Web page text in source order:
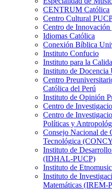
CENTRUM Católica
Centro Cultural
Centro de
Idiomas Católica
Conexión Bíblica
Instituto Confucio
Instituto para la
Instituto de Docencia
Centro
Católica del Perú
Instituto de Opinión
Centro de
Centro de
Políticas y
Consejo Nacional de
Tecnológica
Instituto de
(IDHAL-PUCP)
Instituto de
Instituto de
Matemáticas (IREM-